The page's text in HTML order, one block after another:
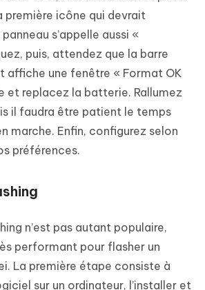
première icône qui devrait
s’appelle aussi «
puis, attendez que la barre
affiche une fenêtre « Format OK
et replacez la batterie. Rallumez
il faudra être patient le temps
marche. Enfin, configurez selon
préférences.
n’est pas autant populaire,
performant pour flasher un
La première étape consiste à
sur un ordinateur, l’installer et